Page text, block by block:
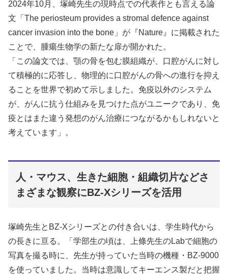
2024年10月、塚崎先生の現時点での代表作とも言える論
文「The periosteum provides a stromal defence against
cancer invasion into the bone」が『Nature』に掲載された
ことで、腫瘍生物学の新たな扉が開かれた。
「この論文では、顎の骨を包む膜組織が、口腔がんに対し
て積極的に応答し、物理的に口腔がんの骨への進行を抑え
ることを世界で初めて示しました。免疫以外のシステム
が、がんに抗う仕組みを見つけた点がユニークであり、免
疫とはまた違う発想のがん治療につながるかもしれないと
考えています」。
人・マウス、生きた細胞・組織切片などさ
まざまな観察にBZ-Xシリーズを活用
塚崎先生とBZ-Xシリーズとの付き合いは、学生時代から
の長きに亘る。「学部生の頃は、上條先生のLabで細胞の
写真を撮る時に、先生が持っていた当時の機種・BZ-9000
を使っていました。当時は意識してキーエンス製だと把握